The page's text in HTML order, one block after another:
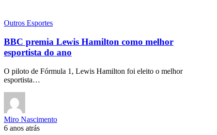
Outros Esportes
BBC premia Lewis Hamilton como melhor
esportista do ano
O piloto de Fórmula 1, Lewis Hamilton foi eleito o melhor
esportista…
Miro Nascimento
6 anos atrás